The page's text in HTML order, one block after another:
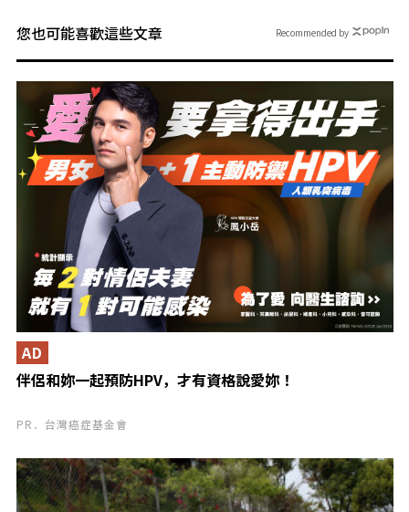
您也可能喜歡這些文章
伴侶和妳一起預防HPV，才有資格說愛妳！
AD
PR．台灣癌症基金會
Recommended by